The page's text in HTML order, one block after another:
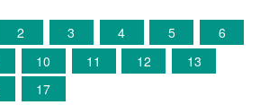
2 3 4 5
6
10 11 12
13
17